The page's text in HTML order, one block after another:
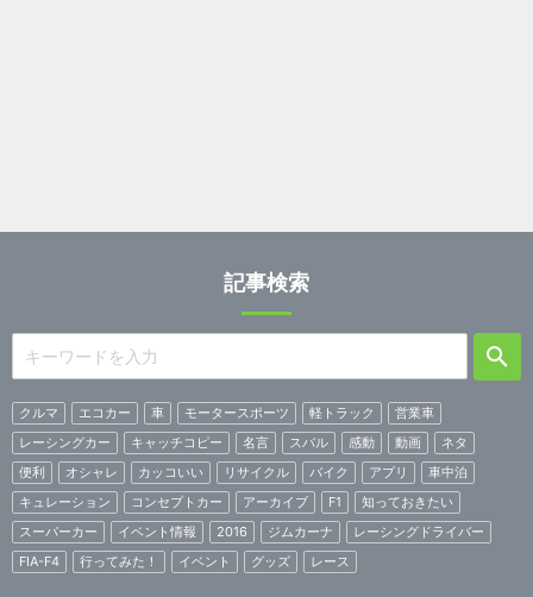
記事検索
クルマ エコカー 車 モータースポーツ 軽トラック
営業車
レーシングカー
キャッチコピー 名言 スバル 感動 動画
ネタ
便利
オシャレ カッコいい リサイクル バイク アプリ
車中泊
キュレーション
コンセプトカー アーカイブ F1
知っておきたい
スーパーカー
イベント情報 2016 ジムカーナ
レーシングドライバー
FIA-F4
行ってみた！ イベント グッズ レース